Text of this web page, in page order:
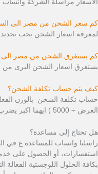
الاسعار مراسلة الشركة واتساب 01030933668.
كم سعر الشحن من مصر الى
لمعرفة اسعار الشحن يحب تحديد
كم يستغرق الشحن من مصر الى
يستغرق اسعار الشحن البرى
كيف يتم حساب تكلفة الشحن؟
العرض ÷ 5000 ) ايهما اكبر يضرب فى تكلفة الوزن .
هل تحتاج إلى مساعدة؟
راسلنا واتساب للمساعدة ع في
استفسارات، أو الحصول على
بكافة الحلول اللوجستية